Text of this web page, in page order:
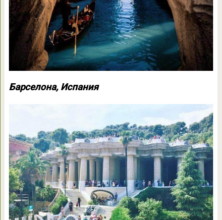
Барселона, Испания